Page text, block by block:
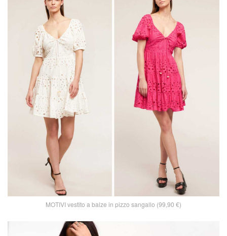
MOTIVI vestito a balze in pizzo sangallo (99,90 €)